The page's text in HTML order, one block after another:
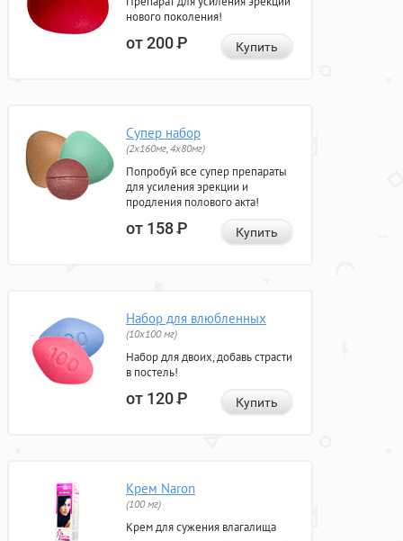
нового поколения!
от 200Р Купить
Супер набор
(2х160мг, 4х80мг)
Попробуй все супер препараты
для усиления эрекции и
продления полового акта!
от 158Р Купить
Набор для влюбленных
(10х100 мг)
Набор для двоих, добавь страсти
в постель!
от 120Р Купить
Крем Naron
(100 мг)
Крем для сужения влагалища